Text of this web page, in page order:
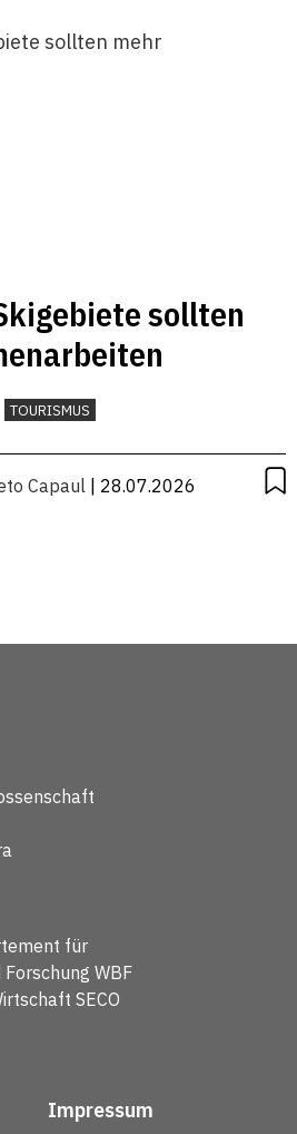
sollten
TOURISMUS
Capaul | 28.07.2026
für
WBF
SECO
Impressum